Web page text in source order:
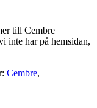
till Cembre
inte har på hemsidan,
Cembre,